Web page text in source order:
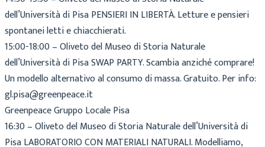
dell’Università di Pisa PENSIERI IN LIBERTÀ. Letture e pensieri
spontanei letti e chiacchierati.
15:00-18:00 – Oliveto del Museo di Storia Naturale
dell’Università di Pisa SWAP PARTY. Scambia anziché comprare!
Un modello alternativo al consumo di massa. Gratuito. Per info:
gl.pisa@greenpeace.it
Greenpeace Gruppo Locale Pisa
16:30 – Oliveto del Museo di Storia Naturale dell’Università di
Pisa LABORATORIO CON MATERIALI NATURALI. Modelliamo,